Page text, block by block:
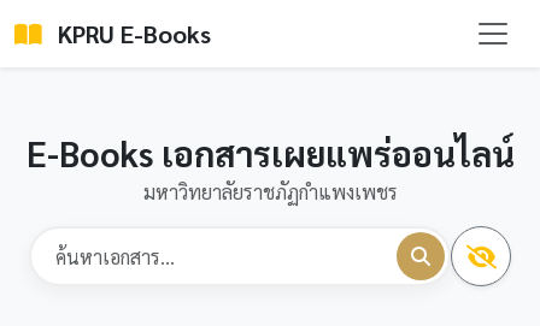
KPRU E-Books
E-Books เอกสารเผยแพร่ออนไลน์
มหาวิทยาลัยราชภัฏกำแพงเพชร